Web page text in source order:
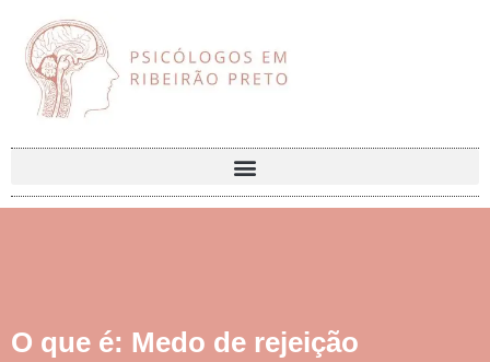
O que é: Medo de rejeição